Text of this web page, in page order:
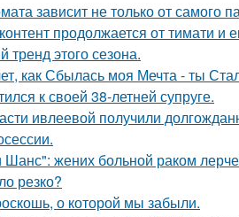
зависит не только от
продолжается от тимати и
тренд этого сезона.
как Сбылась моя Мечта - ты
к своей 38-летней супруге.
ивлеевой получили
жених больной раком
резко?
о которой мы забыли.